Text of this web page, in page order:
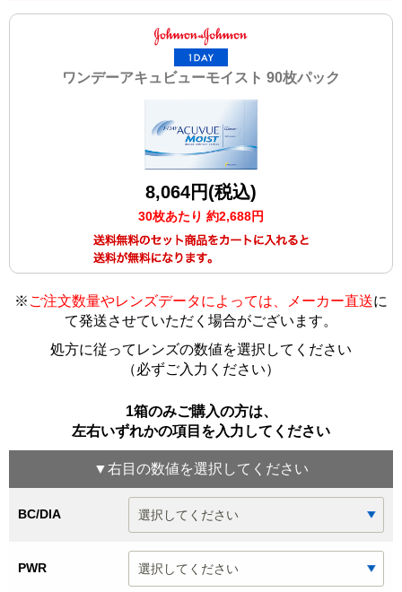
ワンデーアキュビューモイスト 90枚パック
8,064円(税込)
30枚あたり 約2,688円
※ ご注文数量やレンズデータによっては、メーカー直送に
て発送させていただく場合がございます。
処方に従ってレンズの数値を選択してください
（必ずご入力ください）
1箱のみご購入の方は、
左右いずれかの項目を入力してください
▼右目 の数値を選択してください
BC/DIA
PWR